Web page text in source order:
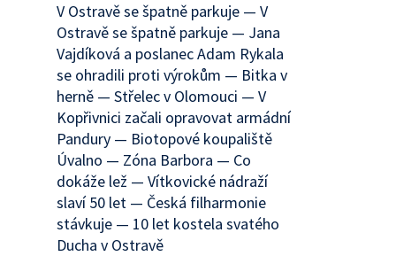
V Ostravě se špatně parkuje — V
Ostravě se špatně parkuje — Jana
Vajdíková a poslanec Adam Rykala
se ohradili proti výrokům — Bitka v
herně — Střelec v Olomouci — V
Kopřivnici začali opravovat armádní
Pandury — Biotopové koupaliště
Úvalno — Zóna Barbora — Co
dokáže lež — Vítkovické nádraží
slaví 50 let — Česká filharmonie
stávkuje — 10 let kostela svatého
Ducha v Ostravě